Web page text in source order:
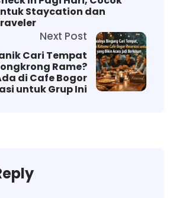
Staycation dan
Next Post
Cari Tempat
Rame?
di Cafe Bogor
untuk Grup Ini